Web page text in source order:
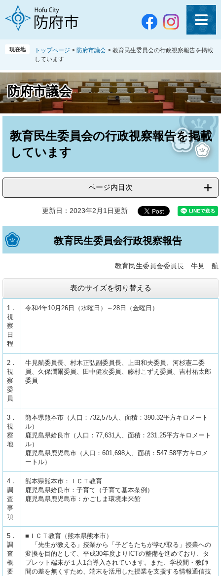
。
て
本
現在地 トップページ > 防府市議会 > 教育民生委員会の行政視察報告を掲載
しています
防府市議会
教育民生委員会の行政視察報告を掲載
しています
ページ内目次
更新日：2023年2月1日更新
教育民生委員会行政視察報告
教育民生委員会委員長 牛見 航
表のサイズを切り替える
1．
視
察
日
程
令和4年10月26日（水曜日）～28日（金曜日）
2．
視
察
委
員
牛見航委員長、村木正弘副委員長、上田和夫委員、河杉憲二委
員、久保潤爾委員、田中健次委員、藤村こずえ委員、吉村祐太郎
委員
3．
視
察
地
熊本県熊本市（人口：732,575人、面積：390.32平方キロメート
ル）
鹿児島県姶良市（人口：77,631人、面積：231.25平方キロメート
ル）
鹿児島県鹿児島市（人口：601,698人、面積：547.58平方キロメ
ートル）
4．
調
査
事
項
熊本県熊本市：ＩＣＴ教育
鹿児島県姶良市：子育て（子育て基本条例）
鹿児島県鹿児島市：かごしま環境未来館
5．
調
査
概
要
■ＩＣＴ教育（熊本県熊本市）
「先生が教える」授業から「子どもたちが学び取る」授業への
変換を目的として、平成30年度よりICTの整備を進めており、タ
ブレット端末が１人1台導入されています。また、学校間・教師
間の差を無くすため、端末を活用した授業を支援する情報通信技